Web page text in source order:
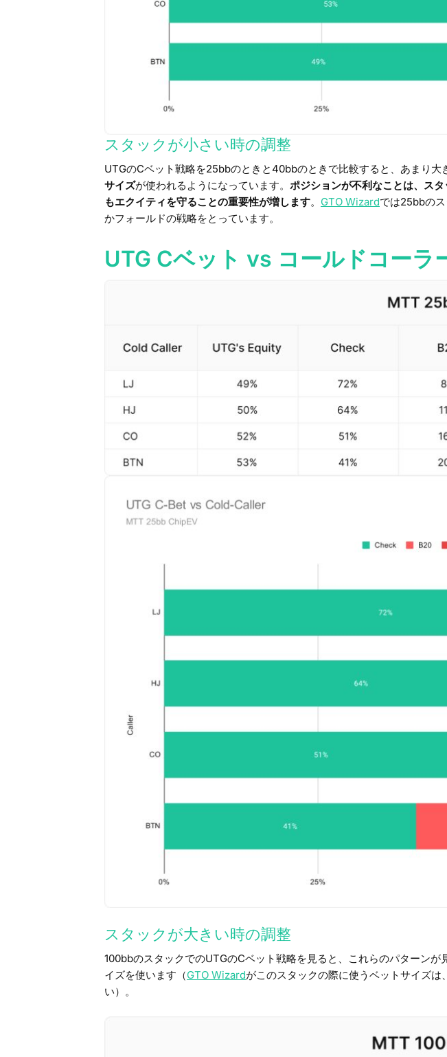
スタックが小さい時の調整
UTGのCベット戦略を25bbのときと40bbのときで比較すると、あまり大
サイズが使われるようになっています。 ポジションが不利なことは、ス
もエクイティを守ることの重要性が増します。 GTO Wizardでは25bbの
かフォールドの戦略をとっています。
UTG Cベット vs コールドコーラ
スタックが大きい時の調整
100bbのスタックでのUTGのCベット戦略を見ると、これらのパターン
イズを使います（GTO Wizardがこのスタックの際に使うベットサイズ
い）。